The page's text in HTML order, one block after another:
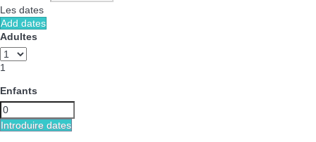
Les dates
Add dates
Adultes
1
Enfants
Introduire dates